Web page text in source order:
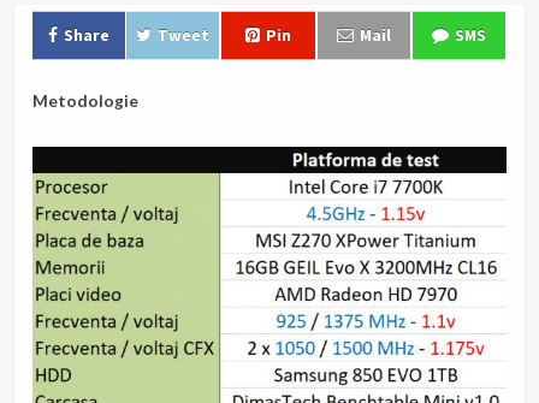
Share Tweet Pin Mail SMS
Metodologie